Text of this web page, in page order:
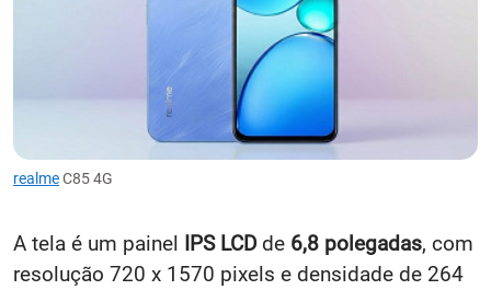
realmeC85 4G
A tela é um painel IPS LCD de 6,8 polegadas, com
resolução 720 x 1570 pixels e densidade de 264